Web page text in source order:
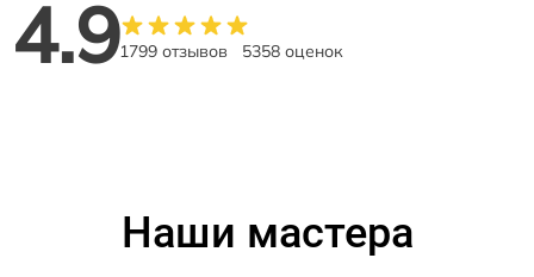
4.91799 отзывов 5358 оценок
Наши мастера